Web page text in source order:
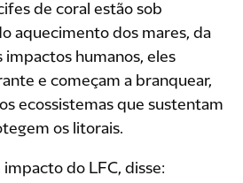
de coral estão sob
aquecimento dos mares, da
humanos, eles
e começam a branquear,
ecossistemas que sustentam
os litorais.
impacto do LFC, disse: